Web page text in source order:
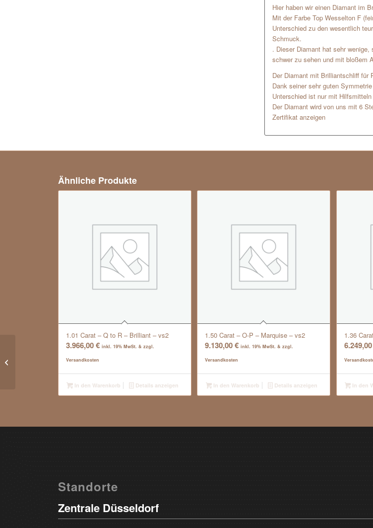
Hier haben wir einen Diamant im
Mit der Farbe Top Wesselton F
Unterschied zu den wesentlich
Schmuck.
. Dieser Diamant hat sehr
schwer zu sehen und mit bloßem
Der Diamant mit Brilliantschliff für
Dank seiner sehr guten
Unterschied ist nur mit
Der Diamant wird von uns mit 6
Zertifikat anzeigen
Ähnliche Produkte
1.01 Carat – Q to R – Brilliant – vs2
3.966,00€ inkl. 19% MwSt. & zzgl.
Versandkosten
In den Warenkorb Details anzeigen
1.50 Carat – O-P – Marquise – vs2
9.130,00€ inkl. 19% MwSt. & zzgl.
Versandkosten
In den Warenkorb Details anzeigen
1.36
6.249,00
In den
Standorte
Zentrale Düsseldorf
0.35 Carat – Top Wesselton F –